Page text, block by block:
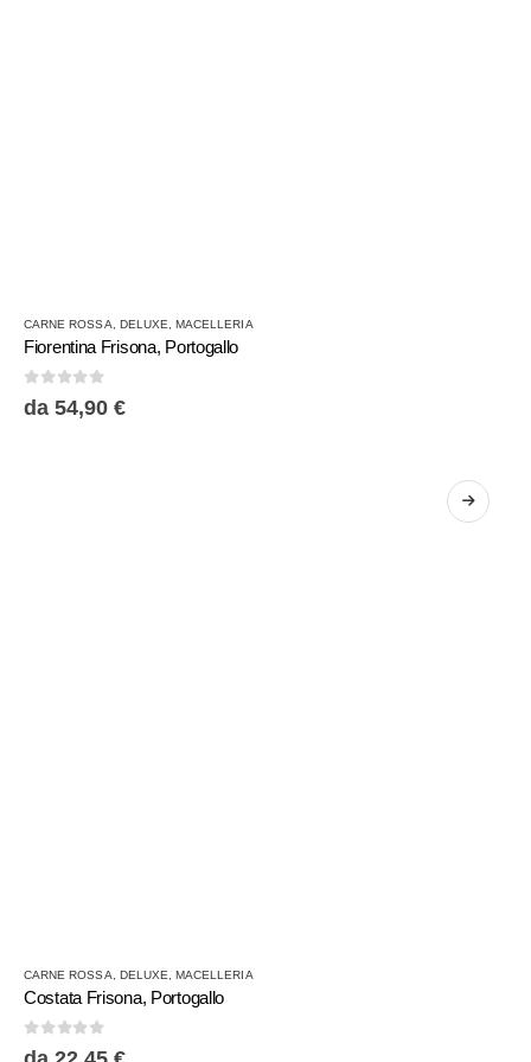
prodotto
ha
più
varianti.
CARNE ROSSA DELUXE ,MACELLERIA
Fiorentina Frisona, Portogallo
0Su 5
da 54,90 €
prodotto
ha
più
CARNE ROSSA DELUXE ,MACELLERIA
Costata Frisona, Portogallo
0Su 5